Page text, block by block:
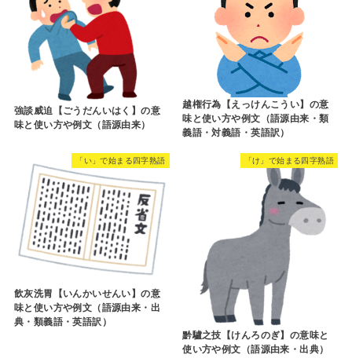
強談威迫【ごうだんいはく】の意
味と使い方や例文（語源由来）
越権行為【えっけんこうい】の意
味と使い方や例文（語源由来・類
義語・対義語・英語訳）
「い」で始まる四字熟語
飲灰洗胃【いんかいせんい】の意
味と使い方や例文（語源由来・出
典・類義語・英語訳）
「け」で始まる四字熟語
黔驢之技【けんろのぎ】の意味と
使い方や例文（語源由来・出典）